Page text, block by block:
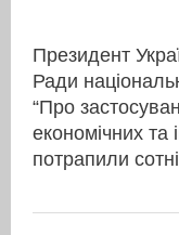
Президент
Ради
“Про
економічних та
потрапили